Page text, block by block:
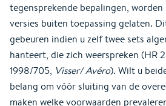
tegensprekende bepalingen,
versies buiten toepassing gelaten.
gebeuren indien u zelf twee sets
hanteert, die zich weerspreken (HR
1998/705, Visser/ Avéro). Wilt u
belang om vóór sluiting van de
maken welke voorwaarden